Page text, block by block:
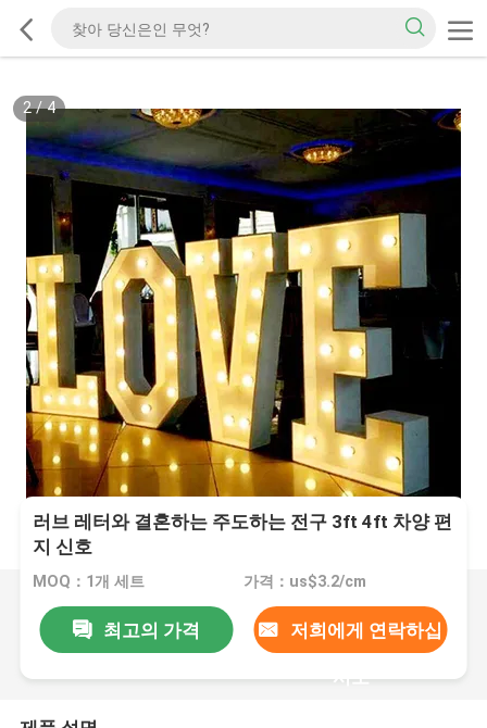
2/4
러브 레터와 결혼하는 주도하는 전구 3ft 4ft 차양 편
지 신호
MOQ：1개 세트 가격：us$3.2/cm
최고의 가격 저희에게 연락하십
시오